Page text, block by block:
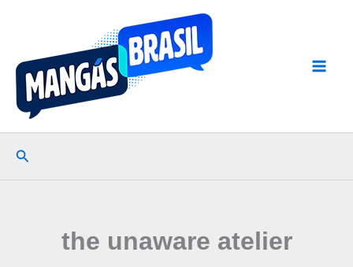
conteúdo
Pesquisar
the unaware atelier